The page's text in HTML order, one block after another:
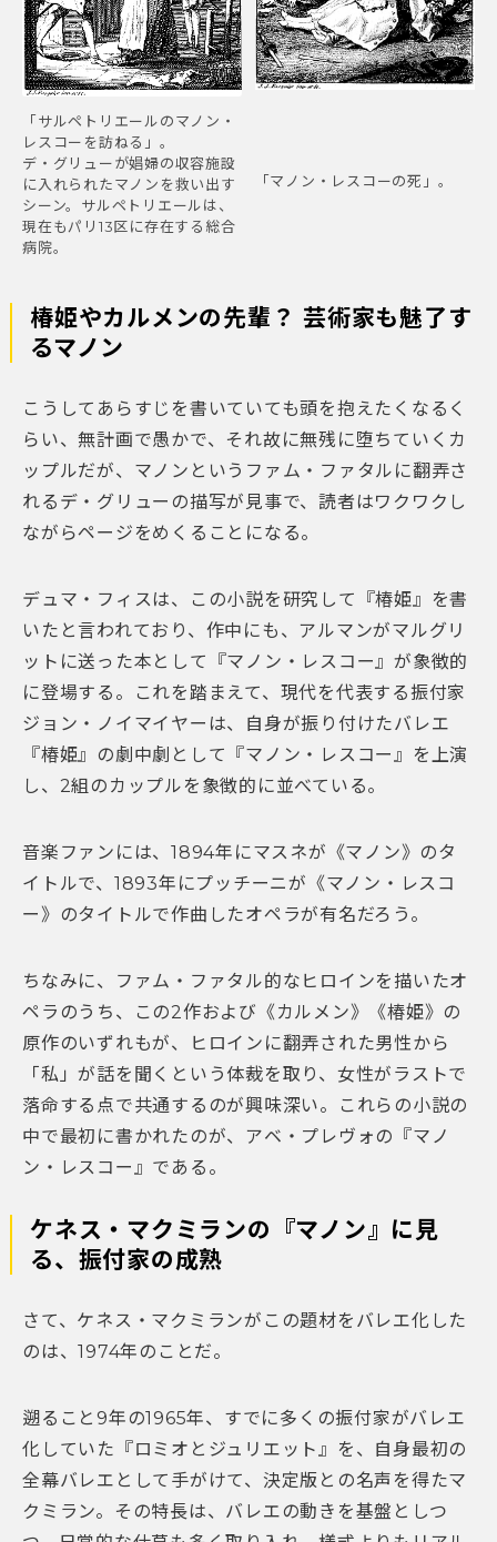
「サルペトリエールのマノン・
レスコーを訪ねる」。
デ・グリューが娼婦の収容施設
に入れられたマノンを救い出す
シーン。サルペトリエールは、
現在もパリ13区に存在する総合
病院。
「マノン・レスコーの死」。
椿姫やカルメンの先輩？ 芸術家も魅了す
るマノン
こうしてあらすじを書いていても頭を抱えたくなるく
らい、無計画で愚かで、それ故に無残に堕ちていくカ
ップルだが、マノンというファム・ファタルに翻弄さ
れるデ・グリューの描写が見事で、読者はワクワクし
ながらページをめくることになる。
デュマ・フィスは、この小説を研究して『椿姫』を書
いたと言われており、作中にも、アルマンがマルグリ
ットに送った本として『マノン・レスコー』が象徴的
に登場する。これを踏まえて、現代を代表する振付家
ジョン・ノイマイヤーは、自身が振り付けたバレエ
『椿姫』の劇中劇として『マノン・レスコー』を上演
し、2組のカップルを象徴的に並べている。
音楽ファンには、1894年にマスネが《マノン》のタ
イトルで、1893年にプッチーニが《マノン・レスコ
ー》のタイトルで作曲したオペラが有名だろう。
ちなみに、ファム・ファタル的なヒロインを描いたオ
ペラのうち、この2作および《カルメン》《椿姫》の
原作のいずれもが、ヒロインに翻弄された男性から
「私」が話を聞くという体裁を取り、女性がラストで
落命する点で共通するのが興味深い。これらの小説の
中で最初に書かれたのが、アベ・プレヴォの『マノ
ン・レスコー』である。
ケネス・マクミランの『マノン』に見
る、振付家の成熟
さて、ケネス・マクミランがこの題材をバレエ化した
のは、1974年のことだ。
遡ること9年の1965年、すでに多くの振付家がバレエ
化していた『ロミオとジュリエット』を、自身最初の
全幕バレエとして手がけて、決定版との名声を得たマ
クミラン。その特長は、バレエの動きを基盤としつ